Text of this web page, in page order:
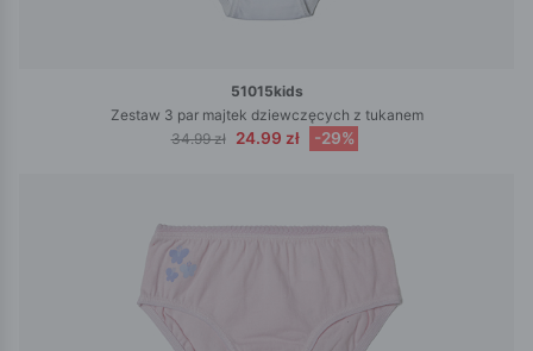
51015kids
Zestaw 3 par majtek dziewczęcych z tukanem
34.99 zł
24.99 zł -29%